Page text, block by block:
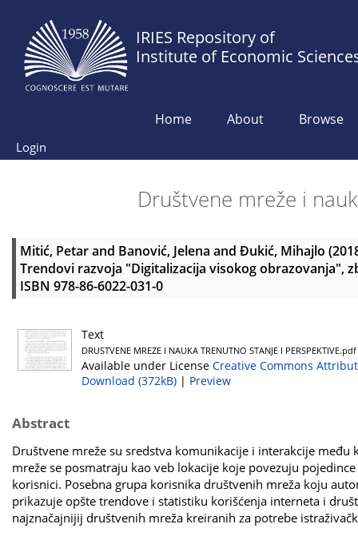
IRIES Repository of
Institute of Economic
Home About Browse
Login
Društvene mreže i
Mitić, Petarand Banović, Jelena and Đukić, Mihajlo
Trendovi razvoja "Digitalizacija visokog obrazovanja",
ISBN 978-86-6022-031-0
Text
DRUSTVENE MREZE I NAUKA TRENUTNO STANJE I PERSPEKTIVE.pdf
Available under License Creative Commons
Download (372kB)
Preview
Abstract
Društvene mreže su sredstva komunikacije i interakcije
mreže se posmatraju kao veb lokacije koje povezuju
korisnici. Posebna grupa korisnika društvenih mreža koju
prikazuje opšte trendove i statistiku korišćenja interneta i
najznačajnijij društvenih mreža kreiranih za potrebe